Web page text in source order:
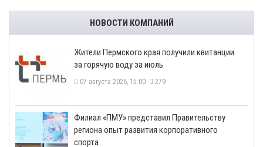
НОВОСТИ КОМПАНИЙ
​Жители Пермского края получили квитанции
за горячую воду за июль
07 августа 2026, 15:00 279
​Филиал «ПМУ» представил Правительству
региона опыт развития корпоративного
спорта